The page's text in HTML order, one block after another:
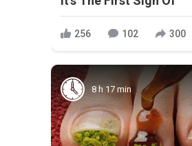
256 102 300
8 h 17 min